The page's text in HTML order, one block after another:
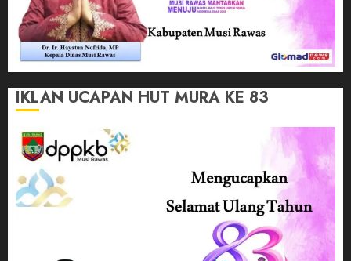
IKLAN UCAPAN HUT MURA KE 83